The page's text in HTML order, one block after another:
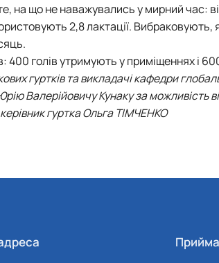
на що не наважувались у мирний час:
2,8 лактації.
400 голів утримують у приміщеннях і
гуртків та викладачі кафедри
Валерійовичу Кунаку за можливість
гуртка Ольга ТІМЧЕНКО